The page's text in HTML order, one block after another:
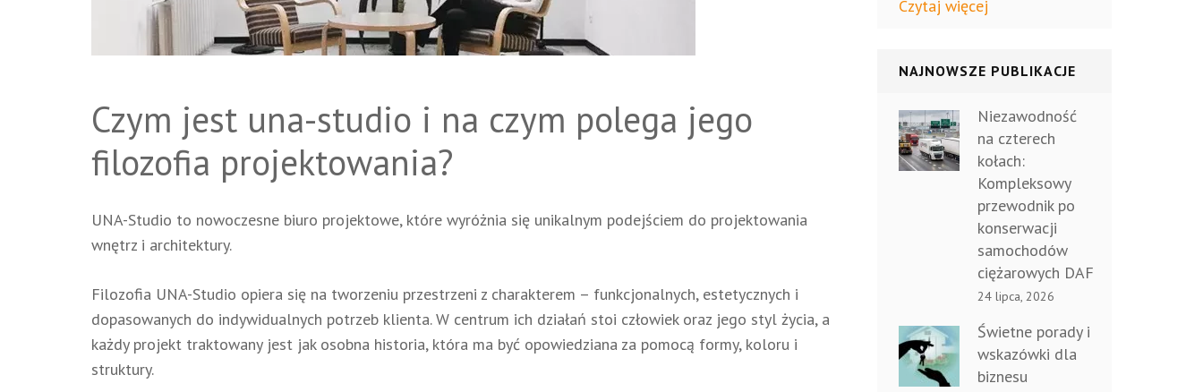
Czym jest una-studio i na czym polega jego
filozofia projektowania?
UNA-Studio to nowoczesne biuro projektowe, które wyróżnia się unikalnym podejściem do projektowania
wnętrz i architektury.
Filozofia UNA-Studio opiera się na tworzeniu przestrzeni z charakterem – funkcjonalnych, estetycznych i
dopasowanych do indywidualnych potrzeb klienta. W centrum ich działań stoi człowiek oraz jego styl życia, a
każdy projekt traktowany jest jak osobna historia, która ma być opowiedziana za pomocą formy, koloru i
struktury.
Czytaj więcej
NAJNOWSZE PUBLIKACJE
Niezawodność
na czterech
kołach:
Kompleksowy
przewodnik po
konserwacji
samochodów
ciężarowych DAF
24 lipca, 2026
Świetne porady i
wskazówki dla
biznesu